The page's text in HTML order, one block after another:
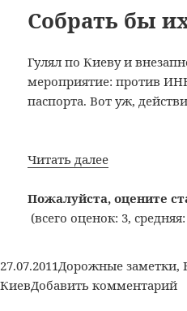
Крепче
за
держись,
шофер!
Собрать бы
Гулял по Киеву и
мероприятие: против
паспорта. Вот уж,
Читать далееСобрать
их
энергию…
Пожалуйста, оцените
(всего оценок: 3,
Опубликовано
27.07.2011 Рубрики
Дорожные заметки,
КиевДобавить комментарийк